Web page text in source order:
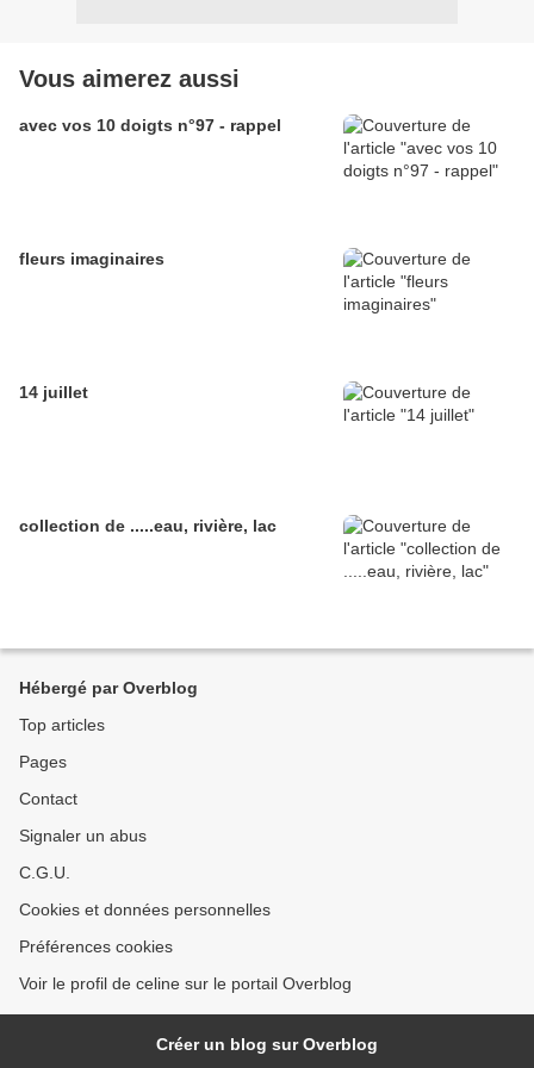
Vous aimerez aussi
avec vos 10 doigts n°97 - rappel
fleurs imaginaires
14 juillet
collection de .....eau, rivière, lac
Hébergé par Overblog
Top articles
Pages
Contact
Signaler un abus
C.G.U.
Cookies et données personnelles
Préférences cookies
Voir le profil de celine sur le portail Overblog
Créer un blog sur Overblog